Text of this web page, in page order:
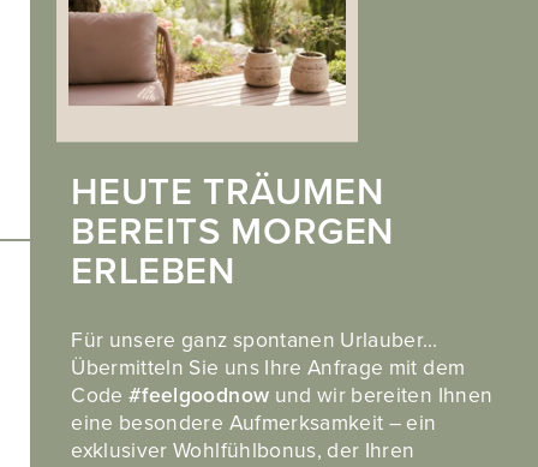
HEUTE TRÄUMEN
BEREITS MORGEN
ERLEBEN
Für unsere ganz spontanen Urlauber…
Übermitteln Sie uns Ihre Anfrage mit dem
Code#feelgoodnow und wir bereiten Ihnen
eine besondere Aufmerksamkeit – ein
exklusiver Wohlfühlbonus, der Ihren
Entdecken Sie auch unser Partnerhotel